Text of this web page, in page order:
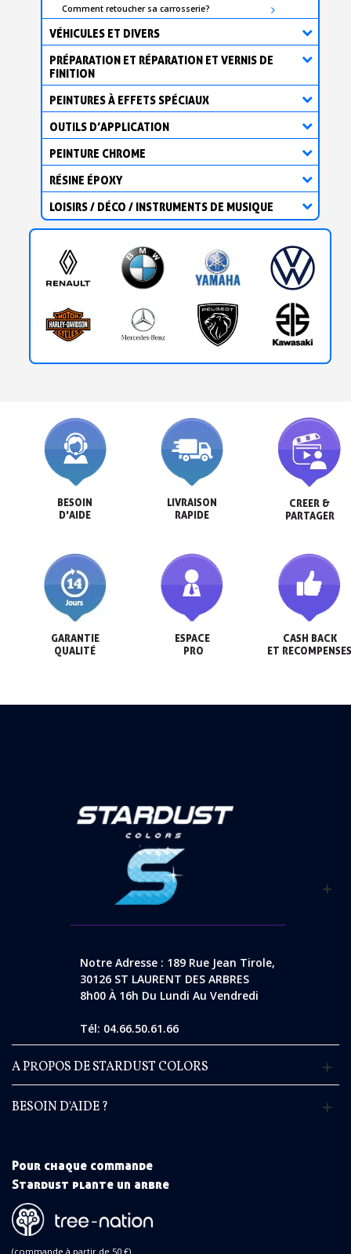
Comment retoucher sa carrosserie?
VÉHICULES ET DIVERS
PRÉPARATION ET RÉPARATION ET VERNIS DE
FINITION
PEINTURES À EFFETS SPÉCIAUX
OUTILS D’APPLICATION
PEINTURE CHROME
RÉSINE ÉPOXY
LOISIRS / DÉCO / INSTRUMENTS DE MUSIQUE
BESOIN
D'AIDE
LIVRAISON
RAPIDE
CREER &
PARTAGER
GARANTIE
QUALITÉ
ESPACE
PRO
CASH BACK
ET
Notre Adresse : 189 Rue Jean Tirole,
30126 ST LAURENT DES ARBRES
8h00 À 16h Du Lundi Au Vendredi
Tél: 04.66.50.61.66
A PROPOS DE STARDUST COLORS
BESOIN D'AIDE ?
Pour chaque commande
Stardust plante un arbre
(commande à partir de 50 €)